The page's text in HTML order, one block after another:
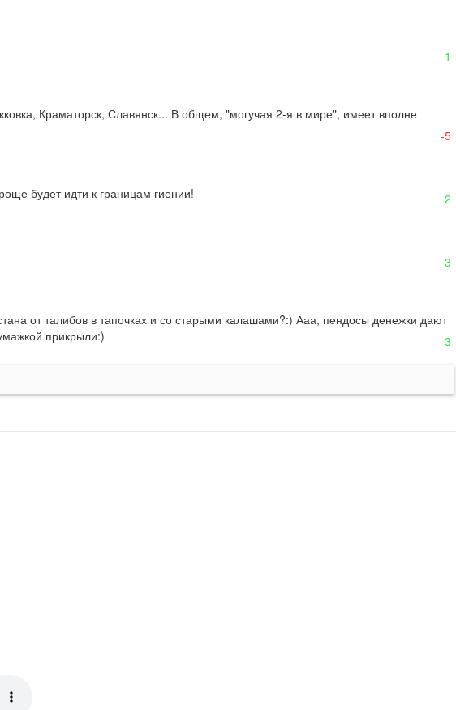
1
Краматорск, Славянск... В общем, "могучая 2-я в мире", имеет вполне
-5
будет идти к границам гиении! 2
3
от талибов в тапочках и со старыми калашами?:) Ааа, пендосы денежки дают
прикрыли:)
3